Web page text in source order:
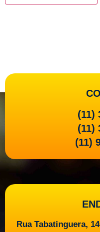
(11)
(11)
(11)
Rua Tabatinguera,